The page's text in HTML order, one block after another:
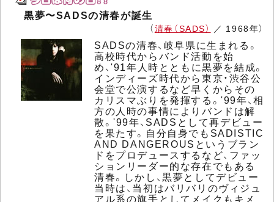
黒夢〜SADSの清春が誕生
（清春（SADS） ／ 1968年）
SADSの清春、岐阜県に生まれる。
高校時代からバンド活動を始
め、'91年人時とともに黒夢を結成。
インディーズ時代から東京・渋谷公
会堂で公演するなど早くからその
カリスマぶりを発揮する。'99年、相
方の人時の事情によりバンドは解
散。'99年、SADSとして再デビュー
を果たす。自分自身でもSADISTIC
AND DANGEROUSというブラン
ドをプロデュースするなど、ファッ
ションリーダー的な存在でもある
清春。しかし、黒夢としてデビュー
当時は、当初はバリバリのヴィジュ
アル系の旗手としてメイクもキメ